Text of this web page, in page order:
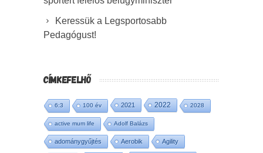
Keressük a Legsportosabb
Pedagógust!
CÍMKEFELHŐ
6:3 100 év 2021 2022 2028
active mum life Adolf Balázs
adománygyűjtés Aerobik Agility